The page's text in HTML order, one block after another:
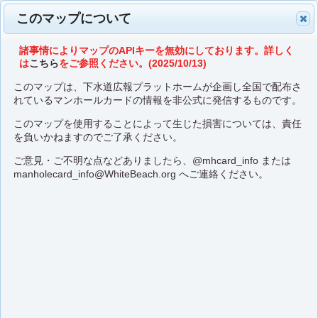
このマップについて
諸事情によりマップのAPIキーを無効にしております。詳しく
はこちらをご参照ください。(2025/10/13)
このマップは、下水道広報プラットホームが企画し全国で配布さ
れているマンホールカードの情報を非公式に発信するものです。
このマップを使用することによって生じた損害については、責任
を負いかねますのでご了承ください。
ご意見・ご不明な点などありましたら、 @mhcard_infoまたは
manholecard_info@WhiteBeach.org へご連絡ください。